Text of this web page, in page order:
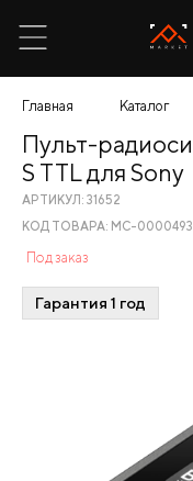
Главная Каталог
Пульт-
S TTL для Sony
АРТИКУЛ: 31652
КОД ТОВАРА: МС-
Под заказ
Гарантия 1 год